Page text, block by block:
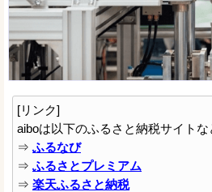
[リンク]
aiboは以下のふるさと納税サイト
⇒ ふるなび
⇒ ふるさとプレミアム
⇒ 楽天ふるさと納税